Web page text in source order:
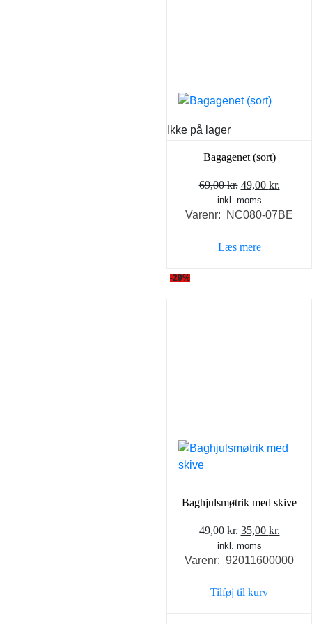
Ikke på lager
Bagagenet (sort)
69,00kr. Den
oprindelige
pris
69,00 kr..
49,00 kr.
pris
inkl. moms
Varenr: NC080-07BE
Læs mere
-29%
Baghjulsmøtrik med skive
49,00kr. Den
oprindelige
pris
49,00 kr..
35,00 kr.
pris
inkl. moms
Varenr: 92011600000
Tilføj til kurv